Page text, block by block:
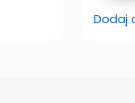
Dodaj